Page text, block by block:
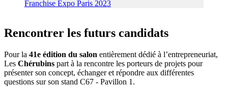
Rencontrer les futurs candidats
Pour la 41e édition du salon entièrement dédié à l’entrepreneuriat,
Les Chérubins part à la rencontre les porteurs de projets pour
présenter son concept, échanger et répondre aux différentes
questions sur son stand C67 - Pavillon 1.